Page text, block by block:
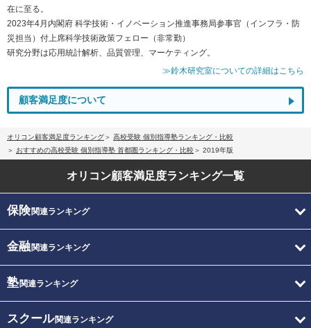
在に至る。
2023年4月内閣府 科学技術・イノベーション推進事務局参事官（インフラ・防
災担当）付上席科学技術政策フェロー（非常勤）
研究分野は応用統計解析、品質管理、マーケティング。
≫鈴木研究室についての詳細はこちら
顧客満足度について
オリコン顧客満足度ランキング
高校受験 個別指導塾ランキング・比較
おすすめの高校受験 個別指導塾 首都圏ランキング・比較
2019年版
オリコン顧客満足度ランキング一覧
保険関連ランキング
金融関連ランキング
塾関連ランキング
スクール関連ランキング